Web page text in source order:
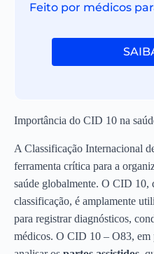
Feito por médicos
Importância do CID 10 na
A Classificação Internacional
ferramenta crítica para a
saúde globalmente. O CID 10,
classificação, é amplamente
para registrar diagnósticos,
médicos. O CID 10 – O83, em